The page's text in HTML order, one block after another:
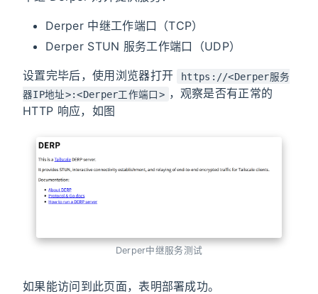
Derper 中继工作端口（TCP）
Derper STUN 服务工作端口（UDP）
设置完毕后，使用浏览器打开
https://<Derper服务
器IP地址>:<Derper工作端口> ，观察是否有正常的
HTTP 响应，如图
Derper中继服务测试
如果能访问到此页面，表明部署成功。